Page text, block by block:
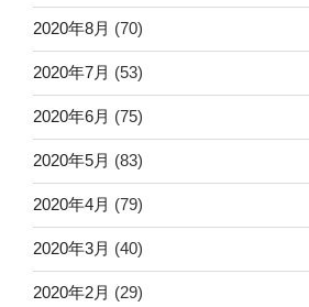
2020年8月 (70)
2020年7月 (53)
2020年6月 (75)
2020年5月 (83)
2020年4月 (79)
2020年3月 (40)
2020年2月 (29)